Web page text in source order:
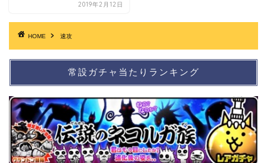
2019年2月12日
HOME 速攻
常設ガチャ当たりランキング